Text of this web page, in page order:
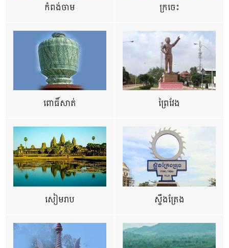
កំពង់ចាម ក្រចេះ
ពោធិ៍សាត់ ព្រៃវែង
សៀមរាប ស្ទឹងត្រែង